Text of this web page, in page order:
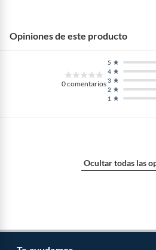
Opiniones de este producto
0comentarios
1
2
3
4
5
Ocultar todas las